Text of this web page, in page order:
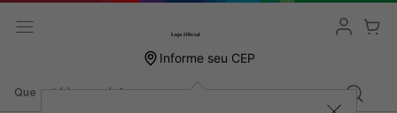
Informe seu CEP